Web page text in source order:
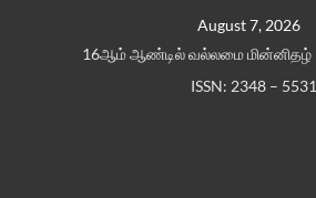
August 7, 2026
16ஆம் ஆண்டில் வல்லமை மின்னிதழ்
ISSN: 2348 – 5531